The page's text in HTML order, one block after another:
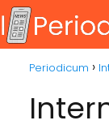
Periodicum